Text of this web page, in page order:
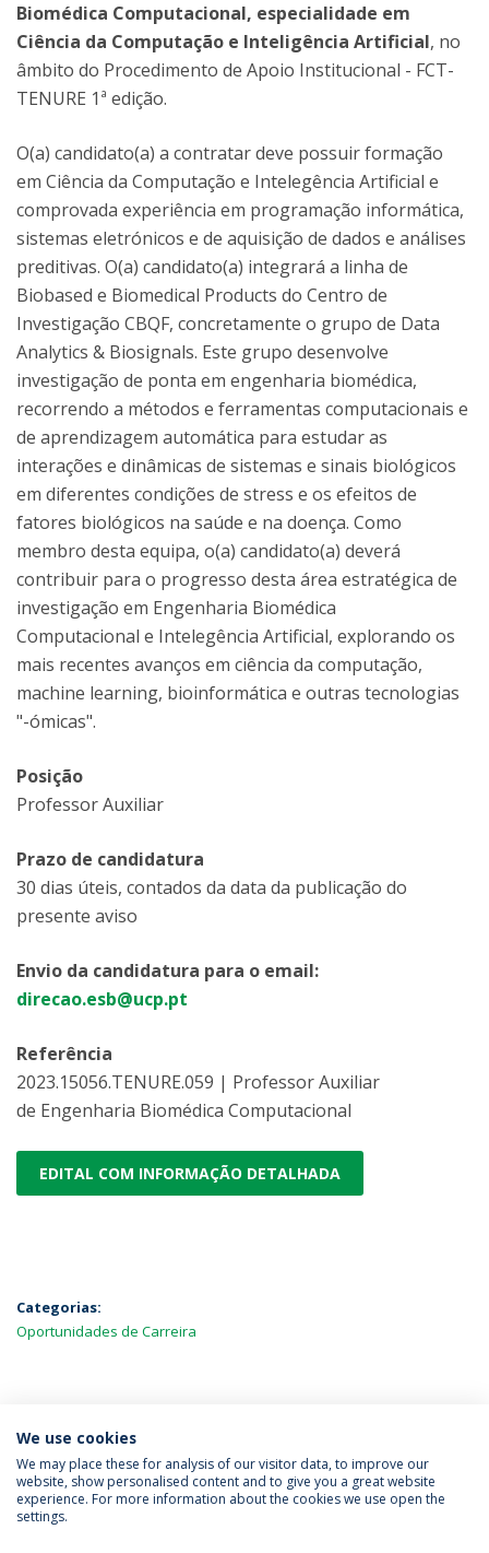
Biomédica Computacional, especialidade em
Ciência da Computação e Inteligência Artificial, no
âmbito do Procedimento de Apoio Institucional - FCT-
TENURE 1ª edição.
O(a) candidato(a) a contratar deve possuir formação
em Ciência da Computação e Intelegência Artificial e
comprovada experiência em programação informática,
sistemas eletrónicos e de aquisição de dados e análises
preditivas. O(a) candidato(a) integrará a linha de
Biobased e Biomedical Products do Centro de
Investigação CBQF, concretamente o grupo de Data
Analytics & Biosignals. Este grupo desenvolve
investigação de ponta em engenharia biomédica,
recorrendo a métodos e ferramentas computacionais e
de aprendizagem automática para estudar as
interações e dinâmicas de sistemas e sinais biológicos
em diferentes condições de stress e os efeitos de
fatores biológicos na saúde e na doença. Como
membro desta equipa, o(a) candidato(a) deverá
contribuir para o progresso desta área estratégica de
investigação em Engenharia Biomédica
Computacional e Intelegência Artificial, explorando os
mais recentes avanços em ciência da computação,
machine learning, bioinformática e outras tecnologias
"-ómicas".
Posição
Professor Auxiliar
Prazo de candidatura
30 dias úteis, contados da data da publicação do
presente aviso
Envio da candidatura para o email:
direcao.esb@ucp.pt
Referência
2023.15056.TENURE.059 | Professor Auxiliar
de Engenharia Biomédica Computacional
EDITAL COM INFORMAÇÃO DETALHADA
Categorias:
Oportunidades de Carreira
MAIS NOTÍCIAS
Política de Privacidade
Termos & Condições
We use cookies
We may place these for analysis of our visitor data, to improve our
website, show personalised content and to give you a great website
experience. For more information about the cookies we use open the
settings.